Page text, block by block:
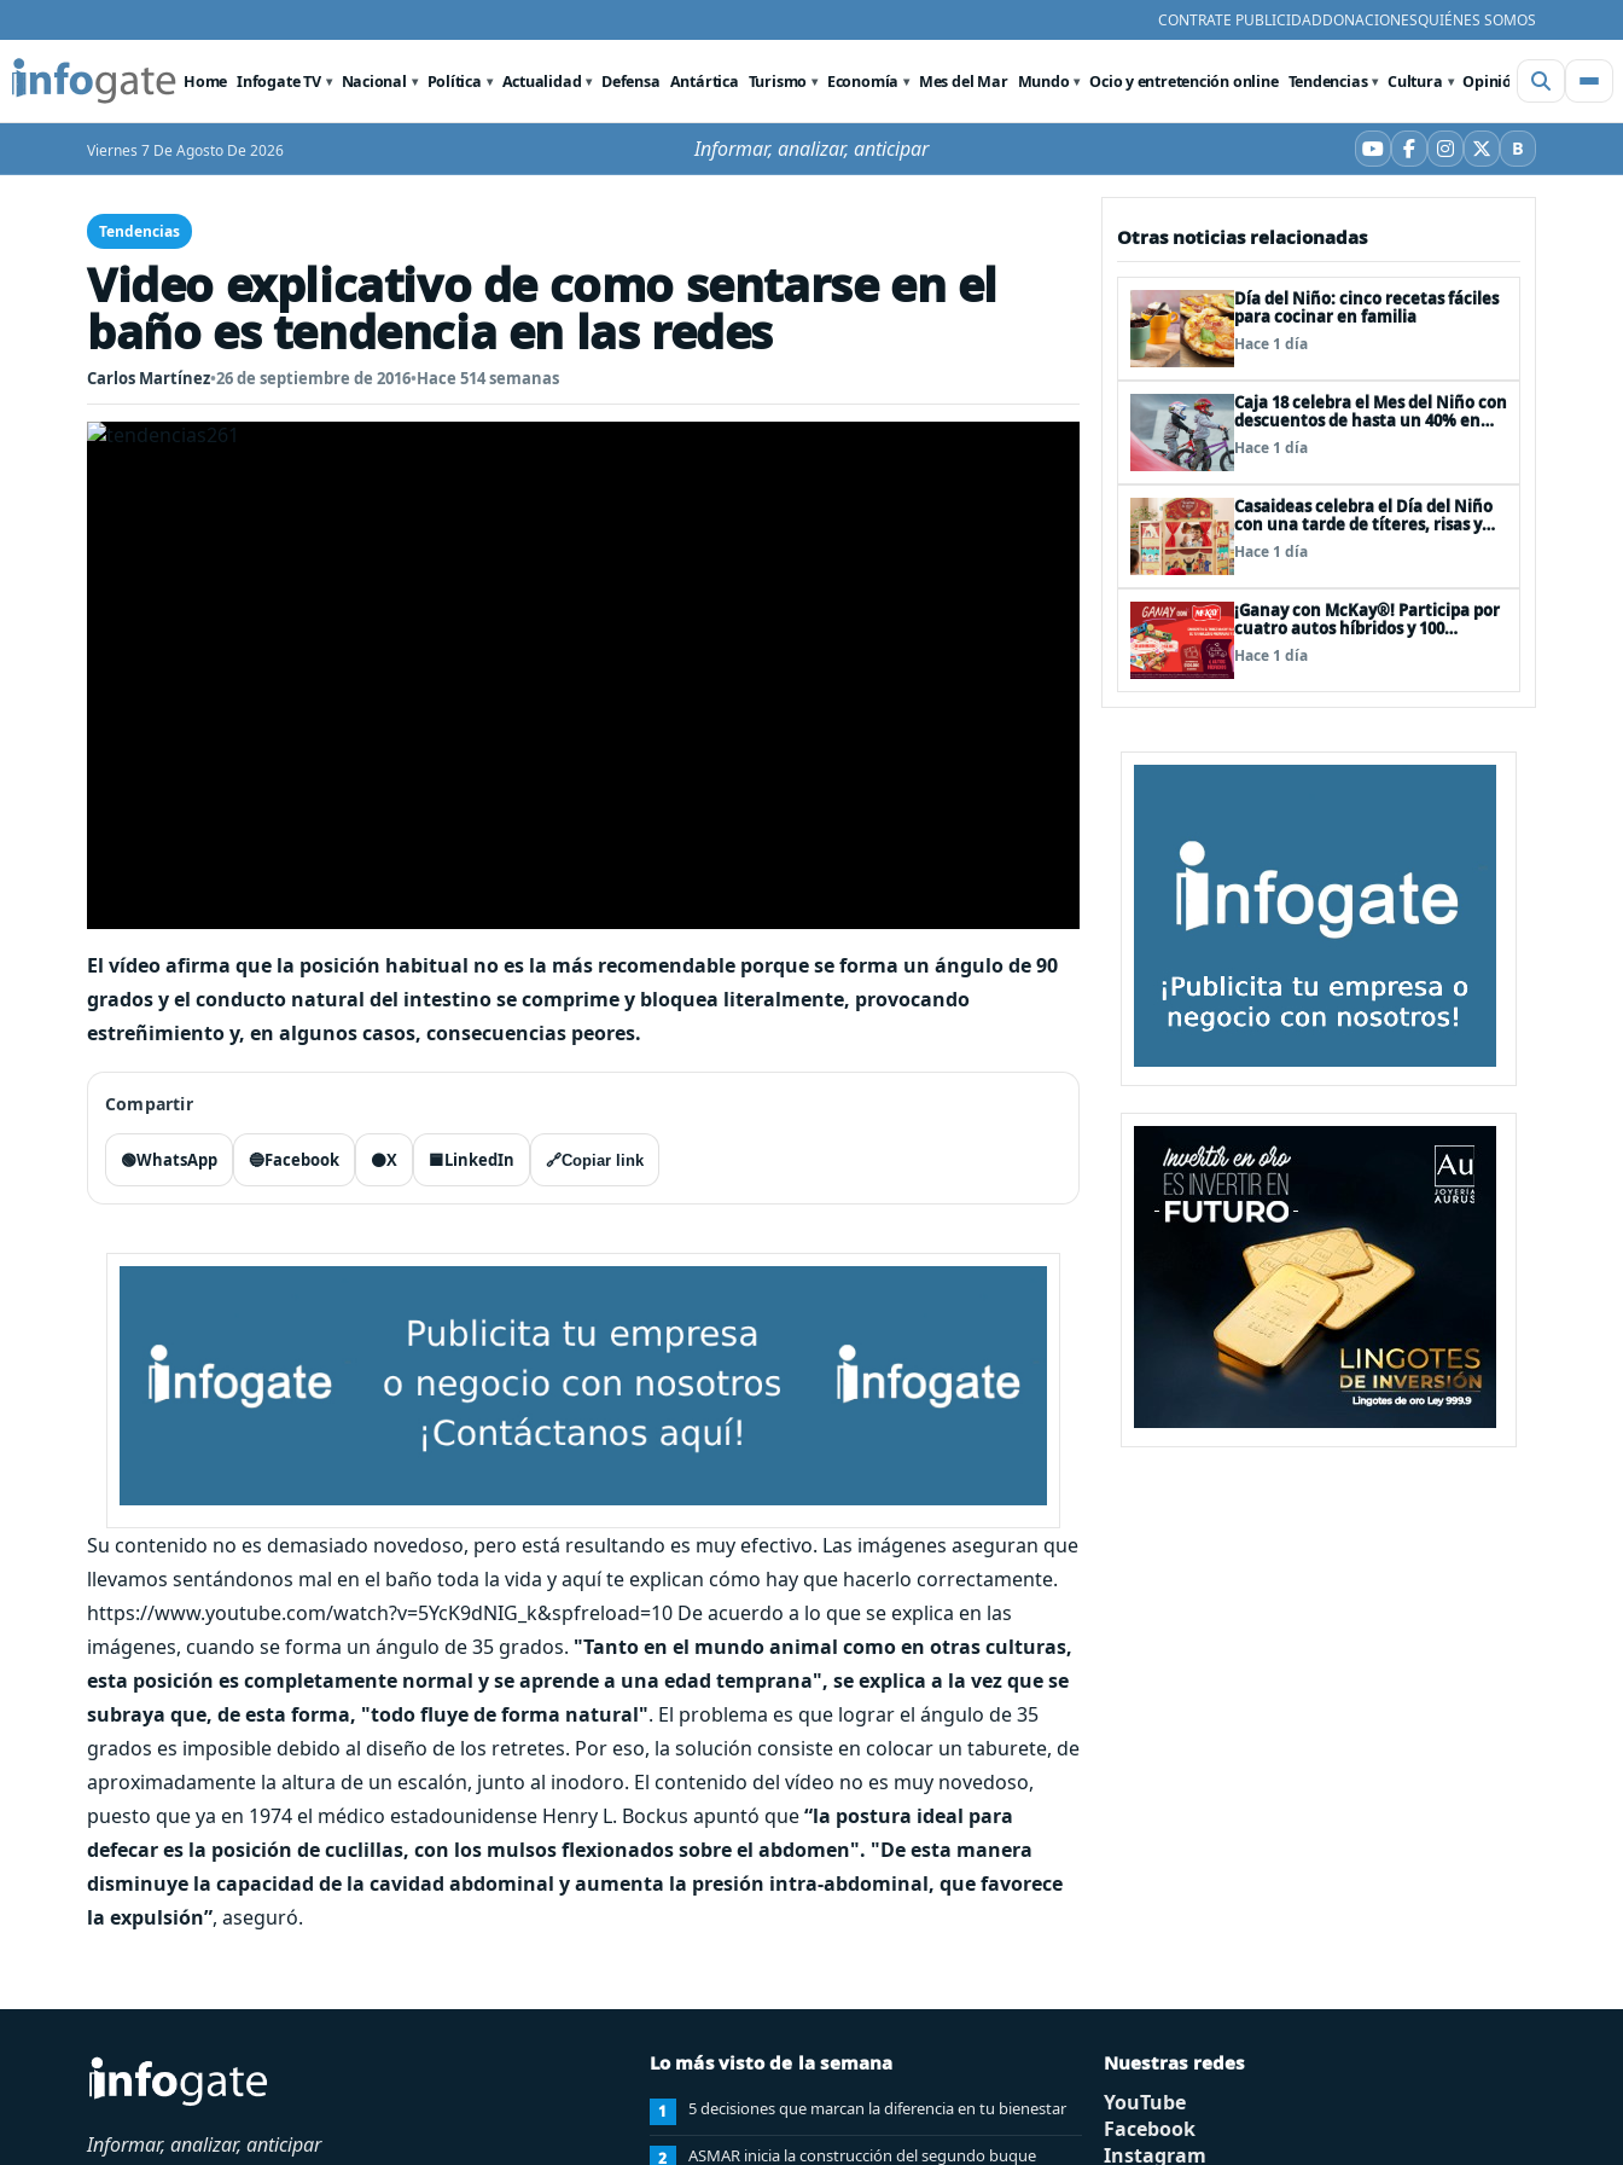
CONTRATE PUBLICIDADDONACIONESQUIÉNES SOMOS
Home Infogate TV Nacional Política Actualidad Defensa Antártica Turismo Economía Mes del Mar Mundo Ocio y entretención online Tendencias Cultura Opinión Videos
Viernes 7 De Agosto De 2026 Informar, analizar, anticipar YouTube
Facebook
Instagram
X BBluesky
Tendencias
Video explicativo de como sentarse en el
baño es tendencia en las redes
Carlos Martínez•26 de septiembre de 2016•Hace 514 semanas
El vídeo afirma que la posición habitual no es la más recomendable porque se forma un ángulo de 90
grados y el conducto natural del intestino se comprime y bloquea literalmente, provocando
estreñimiento y, en algunos casos, consecuencias peores.
Compartir
🟢WhatsApp 🔵Facebook ⚫X 🟦LinkedIn 🔗Copiar link
Su contenido no es demasiado novedoso, pero está resultando es muy efectivo. Las imágenes aseguran que
llevamos sentándonos mal en el baño toda la vida y aquí te explican cómo hay que hacerlo correctamente.
https://www.youtube.com/watch?v=5YcK9dNIG_k&spfreload=10 De acuerdo a lo que se explica en las
imágenes, cuando se forma un ángulo de 35 grados. "Tanto en el mundo animal como en otras culturas,
esta posición es completamente normal y se aprende a una edad temprana", se explica a la vez que se
subraya que, de esta forma, "todo fluye de forma natural". El problema es que lograr el ángulo de 35
grados es imposible debido al diseño de los retretes. Por eso, la solución consiste en colocar un taburete, de
aproximadamente la altura de un escalón, junto al inodoro. El contenido del vídeo no es muy novedoso,
puesto que ya en 1974 el médico estadounidense Henry L. Bockus apuntó que“la postura ideal para
defecar es la posición de cuclillas, con los mulsos flexionados sobre el abdomen". "De esta manera
disminuye la capacidad de la cavidad abdominal y aumenta la presión intra-abdominal, que favorece
la expulsión”, aseguró.
Otras noticias relacionadas
Día del Niño: cinco recetas fáciles
para cocinar en familia
Hace 1 día
Caja 18 celebra el Mes del Niño con
descuentos de hasta un 40% en
panoramas, cine, shows y
streaming
Hace 1 día
Casaideas celebra el Día del Niño
con una tarde de títeres, risas y
sorpresas en el Mall Plaza Vespucio
Hace 1 día
¡Ganay con McKay®! Participa por
cuatro autos híbridos y 100
premios de $500.000
Hace 1 día
Informar, analizar, anticipar
Lo más visto de la semana
1 5 decisiones que marcan la diferencia en tu bienestar
2
ASMAR inicia la construcción del segundo buque
Nuestras redes
YouTube
Facebook
Instagram